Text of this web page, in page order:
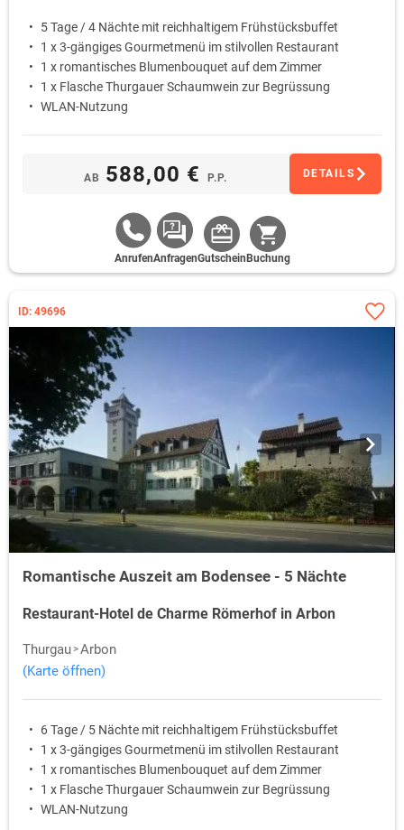
5 Tage / 4 Nächte mit reichhaltigem Frühstücksbuffet
1 x 3-gängiges Gourmetmenü im stilvollen Restaurant
1 x romantisches Blumenbouquet auf dem Zimmer
1 x Flasche Thurgauer Schaumwein zur Begrüssung
WLAN-Nutzung
AB 588,00 € P.P. DETAILS
AnrufenAnfragenGutschein Buchung
ID: 49696
Romantische Auszeit am Bodensee - 5 Nächte
Restaurant-Hotel de Charme Römerhof in Arbon
Thurgau Arbon
(Karte öffnen)
6 Tage / 5 Nächte mit reichhaltigem Frühstücksbuffet
1 x 3-gängiges Gourmetmenü im stilvollen Restaurant
1 x romantisches Blumenbouquet auf dem Zimmer
1 x Flasche Thurgauer Schaumwein zur Begrüssung
WLAN-Nutzung